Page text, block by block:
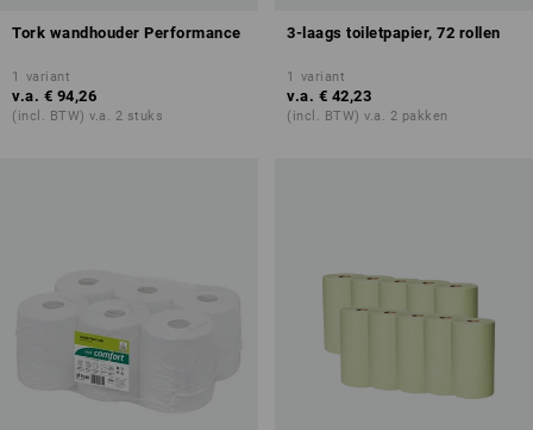
Tork wandhouder Performance
1 variant
v.a. € 94,26
(incl. BTW) v.a. 2 stuks
3-laags toiletpapier, 72 rollen
1 variant
v.a. € 42,23
(incl. BTW) v.a. 2 pakken